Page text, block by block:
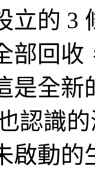
立的 3
部回收
是全新
認識
啟動的